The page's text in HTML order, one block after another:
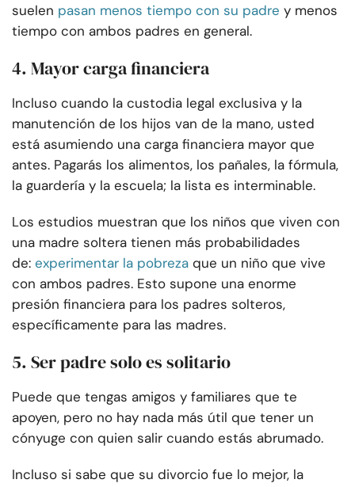
suelen pasan menos tiempo con su padre y menos
tiempo con ambos padres en general.
4. Mayor carga financiera
Incluso cuando la custodia legal exclusiva y la
manutención de los hijos van de la mano, usted
está asumiendo una carga financiera mayor que
antes. Pagarás los alimentos, los pañales, la fórmula,
la guardería y la escuela; la lista es interminable.
Los estudios muestran que los niños que viven con
una madre soltera tienen más probabilidades
de: experimentar la pobreza que un niño que vive
con ambos padres. Esto supone una enorme
presión financiera para los padres solteros,
específicamente para las madres.
5. Ser padre solo es solitario
Puede que tengas amigos y familiares que te
apoyen, pero no hay nada más útil que tener un
cónyuge con quien salir cuando estás abrumado.
Incluso si sabe que su divorcio fue lo mejor, la